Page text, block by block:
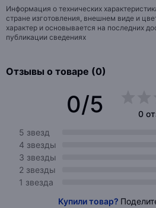
Информация о технических
стране изготовления, внешнем виде и
характер и основывается на последних
публикации сведениях
Отзывы о товаре (0)
0/5
0
5 звезд
4 звезды
3 звезды
2 звезды
1 звезда
Купили товар?